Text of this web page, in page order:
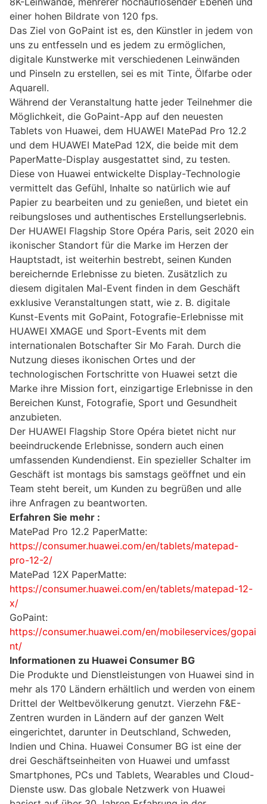
einer hohen Bildrate von 120 fps.
Das Ziel von GoPaint ist es, den Künstler in jedem von
uns zu entfesseln und es jedem zu ermöglichen,
digitale Kunstwerke mit verschiedenen Leinwänden
und Pinseln zu erstellen, sei es mit Tinte, Ölfarbe oder
Aquarell.
Während der Veranstaltung hatte jeder Teilnehmer die
Möglichkeit, die GoPaint-App auf den neuesten
Tablets von Huawei, dem HUAWEI MatePad Pro 12.2
und dem HUAWEI MatePad 12X, die beide mit dem
PaperMatte-Display ausgestattet sind, zu testen.
Diese von Huawei entwickelte Display-Technologie
vermittelt das Gefühl, Inhalte so natürlich wie auf
Papier zu bearbeiten und zu genießen, und bietet ein
reibungsloses und authentisches Erstellungserlebnis.
Der HUAWEI Flagship Store Opéra Paris, seit 2020 ein
ikonischer Standort für die Marke im Herzen der
Hauptstadt, ist weiterhin bestrebt, seinen Kunden
bereichernde Erlebnisse zu bieten. Zusätzlich zu
diesem digitalen Mal-Event finden in dem Geschäft
exklusive Veranstaltungen statt, wie z. B. digitale
Kunst-Events mit GoPaint, Fotografie-Erlebnisse mit
HUAWEI XMAGE und Sport-Events mit dem
internationalen Botschafter Sir Mo Farah. Durch die
Nutzung dieses ikonischen Ortes und der
technologischen Fortschritte von Huawei setzt die
Marke ihre Mission fort, einzigartige Erlebnisse in den
Bereichen Kunst, Fotografie, Sport und Gesundheit
anzubieten.
Der HUAWEI Flagship Store Opéra bietet nicht nur
beeindruckende Erlebnisse, sondern auch einen
umfassenden Kundendienst. Ein spezieller Schalter im
Geschäft ist montags bis samstags geöffnet und ein
Team steht bereit, um Kunden zu begrüßen und alle
ihre Anfragen zu beantworten.
Erfahren Sie mehr :
MatePad Pro 12.2 PaperMatte:
https://consumer.huawei.com/en/tablets/matepad-
pro-12-2/
MatePad 12X PaperMatte:
https://consumer.huawei.com/en/tablets/matepad-12-
x/
GoPaint:
https://consumer.huawei.com/en/mobileservices/gopai
nt/
Informationen zu Huawei Consumer BG
Die Produkte und Dienstleistungen von Huawei sind in
mehr als 170 Ländern erhältlich und werden von einem
Drittel der Weltbevölkerung genutzt. Vierzehn F&E-
Zentren wurden in Ländern auf der ganzen Welt
eingerichtet, darunter in Deutschland, Schweden,
Indien und China. Huawei Consumer BG ist eine der
drei Geschäftseinheiten von Huawei und umfasst
Smartphones, PCs und Tablets, Wearables und Cloud-
Dienste usw. Das globale Netzwerk von Huawei